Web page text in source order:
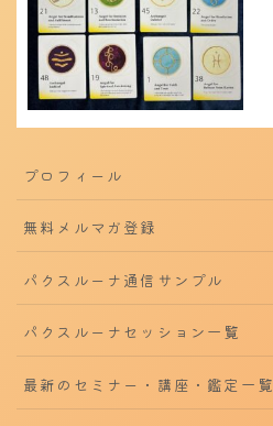
プロフィール
無料メルマガ登録
パクスルーナ通信サンプル
パクスルーナセッション一覧
最新のセミナー・講座・鑑定一覧